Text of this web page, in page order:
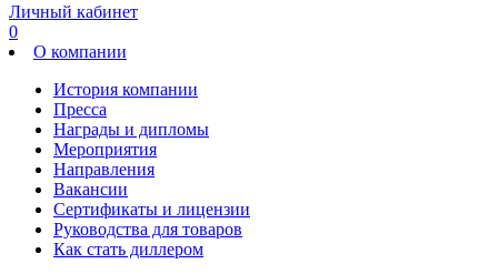
Личный кабинет
0
О компании
История компании
Пресса
Награды и дипломы
Мероприятия
Направления
Вакансии
Сертификаты и лицензии
Руководства для товаров
Как стать диллером